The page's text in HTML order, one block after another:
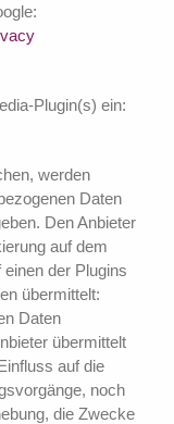
Plugin(s) ein:
werden
Daten
Den Anbieter
auf dem
der Plugins
übermittelt:
Daten
übermittelt
auf die
noch
die Zwecke